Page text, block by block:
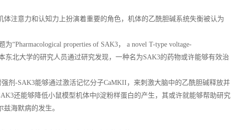
注意力和认知力上扮演着重要的角色，机体的乙酰胆碱系统失衡被认为
“Pharmacological properties of SAK3， a novel T-type voltage-
本东北大学的研究人员通过研究发现，一种名为SAK3的药物或许能够有效治
剂-SAK3能够通过激活记忆分子CaMKII，来刺激大脑中的乙酰胆碱释放并
还能够降低小鼠模型机体中β淀粉样蛋白的产生，其或许就能够帮助研究
海默病的发生。